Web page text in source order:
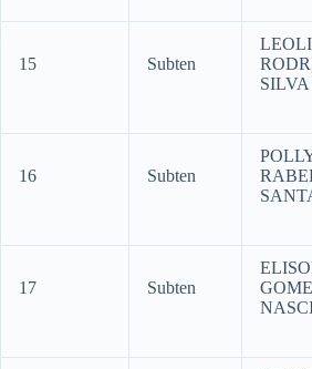
15 Subten
16 Subten
17 Subten